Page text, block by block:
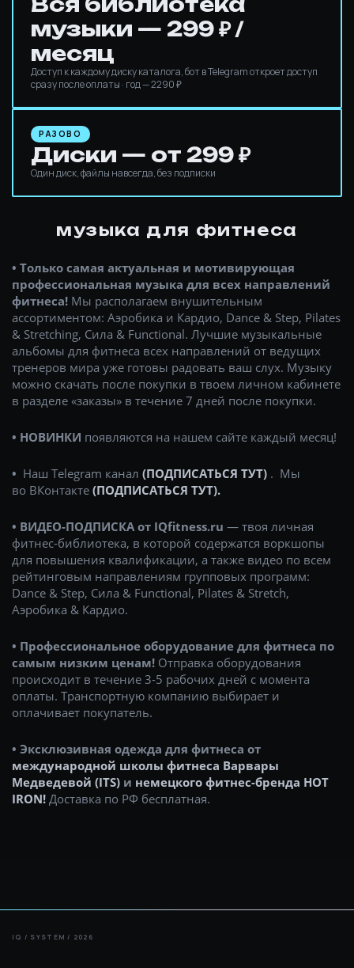
музыки — 299 ₽ /
месяц
Доступ к каждому диску каталога, бот в Telegram откроет доступ
сразу после оплаты · год — 2290 ₽
РАЗОВО
Диски — от 299 ₽
Один диск, файлы навсегда, без подписки
музыка для фитнеса
• Только самая актуальная и мотивирующая
профессиональная музыка для всех направлений
фитнеса! Мы располагаем внушительным
ассортиментом: Аэробика и Кардио, Dance & Step, Pilates
& Stretching, Сила & Functional. Лучшие музыкальные
альбомы для фитнеса всех направлений от ведущих
тренеров мира уже готовы радовать ваш слух. Музыку
можно скачать после покупки в твоем личном кабинете
в разделе «заказы» в течение 7 дней после покупки.
• НОВИНКИ появляются на нашем сайте каждый месяц!
• Наш Telegram канал (ПОДПИСАТЬСЯ ТУТ) . Мы
во ВКонтакте (ПОДПИСАТЬСЯ ТУТ).
• ВИДЕО-ПОДПИСКА от IQfitness.ru — твоя личная
фитнес-библиотека, в которой содержатся воркшопы
для повышения квалификации, а также видео по всем
рейтинговым направлениям групповых программ:
Dance & Step, Сила & Functional, Pilates & Stretch,
Аэробика & Кардио.
• Профессиональное оборудование для фитнеса по
самым низким ценам! Отправка оборудования
происходит в течение 3-5 рабочих дней с момента
оплаты. Транспортную компанию выбирает и
оплачивает покупатель.
• Эксклюзивная одежда для фитнеса от
международной школы фитнеса Варвары
Медведевой (ITS) и немецкого фитнес-бренда HOT
IRON! Доставка по РФ бесплатная.